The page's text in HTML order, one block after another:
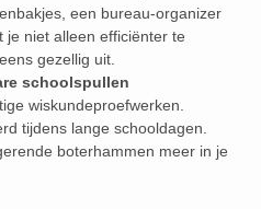
een bureau-organizer
je niet alleen efficiënter te
gezellig uit.
schoolspullen
wiskundeproefwerken.
tijdens lange schooldagen.
boterhammen meer in je